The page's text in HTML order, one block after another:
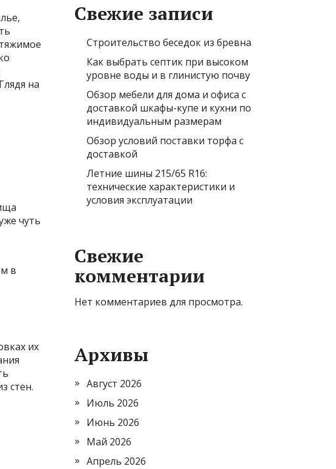
на
чуть
в
их
стен.
Свежие записи
Строительство беседок из бревна
Как выбрать септик при высоком
уровне воды и в глинистую почву
Обзор мебели для дома и офиса с
доставкой шкафы-купе и кухни по
индивидуальным размерам
Обзор условий поставки торфа с
доставкой
Летние шины 215/65 R16:
технические характеристики и
условия эксплуатации
Свежие
комментарии
Нет комментариев для просмотра.
Архивы
Август 2026
Июль 2026
Июнь 2026
Май 2026
Апрель 2026